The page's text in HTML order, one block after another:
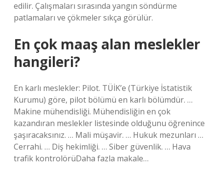
edilir. Çalışmaları sırasında yangın söndürme
patlamaları ve çökmeler sıkça görülür.
En çok maaş alan meslekler
hangileri?
En karlı meslekler: Pilot. TÜİK’e (Türkiye İstatistik
Kurumu) göre, pilot bölümü en karlı bölümdür. …
Makine mühendisliği. Mühendisliğin en çok
kazandıran meslekler listesinde olduğunu öğrenince
şaşıracaksınız. … Mali müşavir. … Hukuk mezunları …
Cerrahi. … Diş hekimliği. … Siber güvenlik. … Hava
trafik kontrolörüDaha fazla makale…